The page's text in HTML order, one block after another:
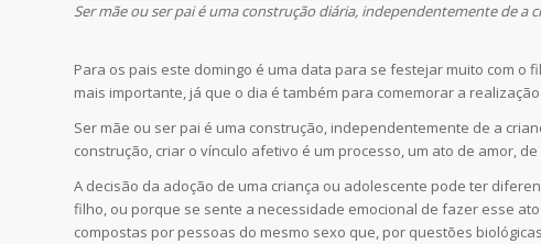
Ser mãe ou ser pai é uma construção diária, independentemente de a
Para os pais este domingo é uma data para se festejar muito com o
mais importante, já que o dia é também para comemorar a
Ser mãe ou ser pai é uma construção, independentemente de a
construção, criar o vínculo afetivo é um processo, um ato de amor,
A decisão da adoção de uma criança ou adolescente pode ter
filho, ou porque se sente a necessidade emocional de fazer esse
compostas por pessoas do mesmo sexo que, por questões